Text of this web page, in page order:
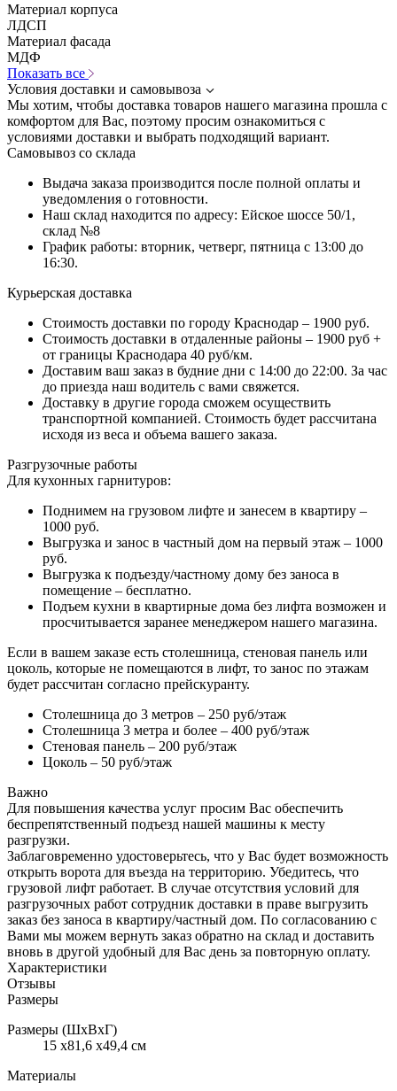
Материал корпуса
ЛДСП
Материал фасада
МДФ
Показать все
Условия доставки и самовывоза
Мы хотим, чтобы доставка товаров нашего магазина прошла с
комфортом для Вас, поэтому просим ознакомиться с
условиями доставки и выбрать подходящий вариант.
Самовывоз со склада
Выдача заказа производится после полной оплаты и
уведомления о готовности.
Наш склад находится по адресу: Ейское шоссе 50/1,
склад №8
График работы: вторник, четверг, пятница с 13:00 до
16:30.
Курьерская доставка
Стоимость доставки по городу Краснодар – 1900 руб.
Стоимость доставки в отдаленные районы – 1900 руб +
от границы Краснодара 40 руб/км.
Доставим ваш заказ в будние дни с 14:00 до 22:00. За час
до приезда наш водитель с вами свяжется.
Доставку в другие города сможем осуществить
транспортной компанией. Стоимость будет рассчитана
исходя из веса и объема вашего заказа.
Разгрузочные работы
Для кухонных гарнитуров:
Поднимем на грузовом лифте и занесем в квартиру –
1000 руб.
Выгрузка и занос в частный дом на первый этаж – 1000
руб.
Выгрузка к подъезду/частному дому без заноса в
помещение – бесплатно.
Подъем кухни в квартирные дома без лифта возможен и
просчитывается заранее менеджером нашего магазина.
Если в вашем заказе есть столешница, стеновая панель или
цоколь, которые не помещаются в лифт, то занос по этажам
будет рассчитан согласно прейскуранту.
Столешница до 3 метров – 250 руб/этаж
Столешница 3 метра и более – 400 руб/этаж
Стеновая панель – 200 руб/этаж
Цоколь – 50 руб/этаж
Важно
Для повышения качества услуг просим Вас обеспечить
беспрепятственный подъезд нашей машины к месту
разгрузки.
Заблаговременно удостоверьтесь, что у Вас будет возможность
открыть ворота для въезда на территорию. Убедитесь, что
грузовой лифт работает. В случае отсутствия условий для
разгрузочных работ сотрудник доставки в праве выгрузить
заказ без заноса в квартиру/частный дом. По согласованию с
Вами мы можем вернуть заказ обратно на склад и доставить
вновь в другой удобный для Вас день за повторную оплату.
Характеристики
Отзывы
Размеры
Размеры (ШхВхГ)
15 x81,6 x49,4 см
Материалы